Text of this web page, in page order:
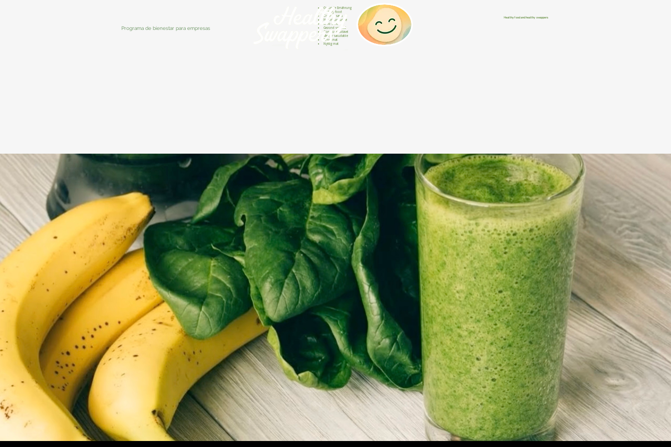
Programa de bienestar para empresas
Gesunde Ernährung
Healthy food
Comida sana
Nourriture saine
Cibo sano
Gezond voedsel
Comida saudável
Menjar saludable
Sunn mat
Nyttig mat
Healthy food and healthy swappers